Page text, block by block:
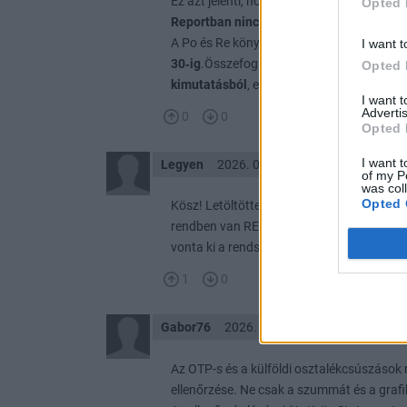
I want
Opted
I want
Opted
I want
of my
was
Opted
Reportban nincs OTP osztalék jóváírás
A Po és Re könyvelések megtörténtek,
30‑ig.Összefoglalva:
az OTP osztalék
kimutatásból , ezért vizsgálatot kértem az
0 0
Legyen 2026. 07. 02. 20:22
Kösz! Letöltöttem a júniusi kivonatot,
rendben van RE szerepel, és a Cash is
vonta ki a rendszer a várakozó listából,
1 0
Gabor76 2026. 07. 02. 19:52
Az OTP-s és a külföldi
ellenőrzése. Ne csak a szummát és a